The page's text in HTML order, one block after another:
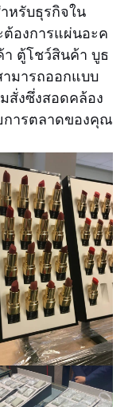
หรับธุรกิจใน
องการแผ่นอะค
ตู้โชว์สินค้า บูธ
ามารถออกแบบ
สั่งซึ่งสอดคล้อง
การตลาดของคุณ